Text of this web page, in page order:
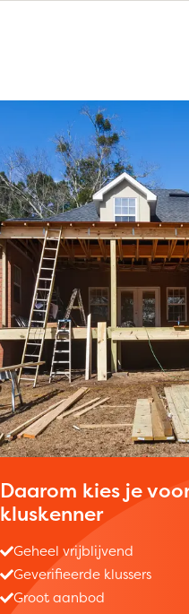
Daarom kies je voor
kluskenner
Geheel vrijblijvend
Geverifieerde klussers
Groot aanbod